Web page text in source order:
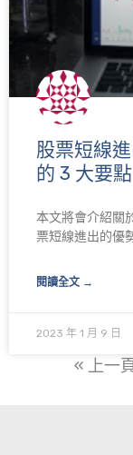
股票短線
的 3 大要點
本文將會介紹關
票短線進出的優
閱讀全文 →
2023 年 1 月 9 日
« 上一